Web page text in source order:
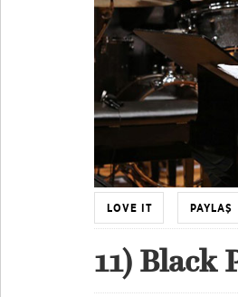
LOVE IT PAYLAŞ
11) Black